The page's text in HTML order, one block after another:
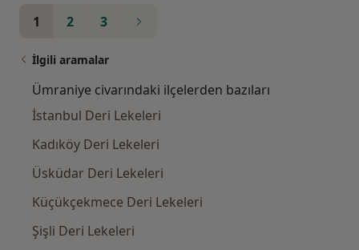
1 2 3
İlgili aramalar
Ümraniye civarındaki ilçelerden bazıları
İstanbul Deri Lekeleri
Kadıköy Deri Lekeleri
Üsküdar Deri Lekeleri
Küçükçekmece Deri Lekeleri
Şişli Deri Lekeleri